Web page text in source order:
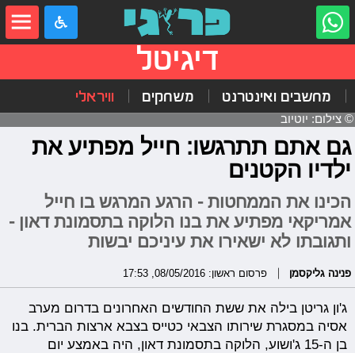
דיגיטל
מחשבים ואינטרנט משחקים וויראלי
© צילום: יוטיוב
גם אתם תתרגשו: חייל מפתיע את
ילדיו הקטנים
הכינו את הממחטות - הרגע המרגש בו חייל
אמריקאי מפתיע את בנו הלוקה בתסמונת דאון -
ותגובתו לא ישאירו את עיניכם יבשות
פנינה גליקסמן פרסום ראשון: 08/05/2016, 17:53
ג'ון גריטן בילה את ששת החודשים האחרונים בדרום מערב
אסיה במסגרת שירותו הצבאי כטייס בצבא ארצות הברית. בנו
בן ה-15 ג'ושוע, הלוקה בתסמונת דאון, היה באמצע יום